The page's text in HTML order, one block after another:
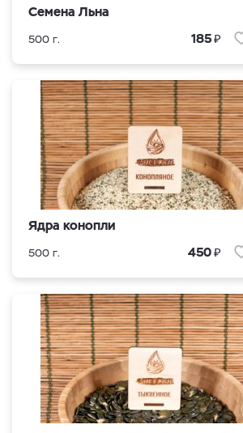
Семена Льна
500 г. 185₽
Ядра конопли
500 г. 450₽